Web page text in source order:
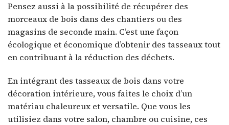
Pensez aussi à la possibilité de récupérer des
morceaux de bois dans des chantiers ou des
magasins de seconde main. C’est une façon
écologique et économique d’obtenir des tasseaux tout
en contribuant à la réduction des déchets.
En intégrant des tasseaux de bois dans votre
décoration intérieure, vous faites le choix d’un
matériau chaleureux et versatile. Que vous les
utilisiez dans votre salon, chambre ou cuisine, ces